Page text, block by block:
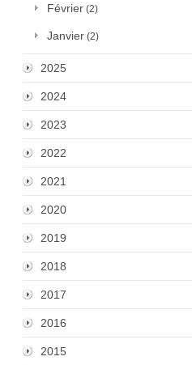
Février (2)
Janvier (2)
2025
2024
2023
2022
2021
2020
2019
2018
2017
2016
2015